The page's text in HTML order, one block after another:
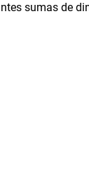
sumas de